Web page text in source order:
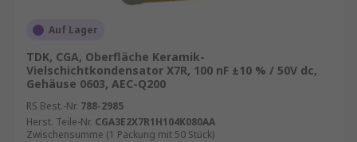
Auf Lager
TDK, CGA, Oberfläche Keramik-
Vielschichtkondensator X7R, 100 nF ±10 % / 50V dc,
Gehäuse 0603, AEC-Q200
RS Best.-Nr. 788-2985
Herst. Teile-Nr. CGA3E2X7R1H104K080AA
Zwischensumme (1 Packung mit 50 Stück)